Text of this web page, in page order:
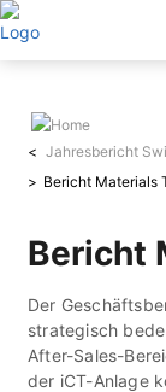
Direkt
zum
Inhalt
Jahresbericht
Bericht Materials
Bericht
Der
strategisch
After-Sales-
der iCT-Anlage